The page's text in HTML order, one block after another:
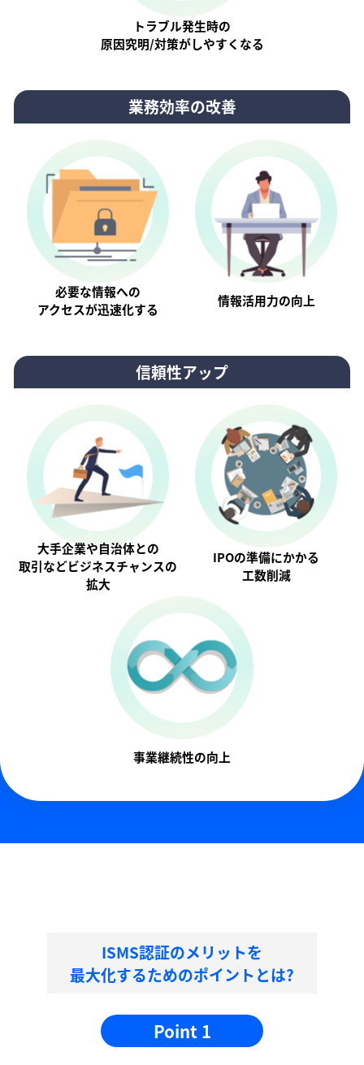
トラブル発生時の
原因究明/対策がしやすくなる
業務効率の改善
必要な情報への
アクセスが迅速化する
情報活⽤⼒の向上
信頼性アップ
大手企業や自治体との
取引などビジネスチャンスの
拡大
IPOの準備にかかる
工数削減
事業継続性の向上
ISMS認証のメリットを
最大化するためのポイントとは?
Point 1